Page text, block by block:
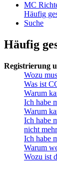
MC
Häufig
Suche
Häufig
Registrierung
Wozu
Was ist
Warum
Ich habe
Warum
Ich habe
nicht
Ich habe
Warum
Wozu ist